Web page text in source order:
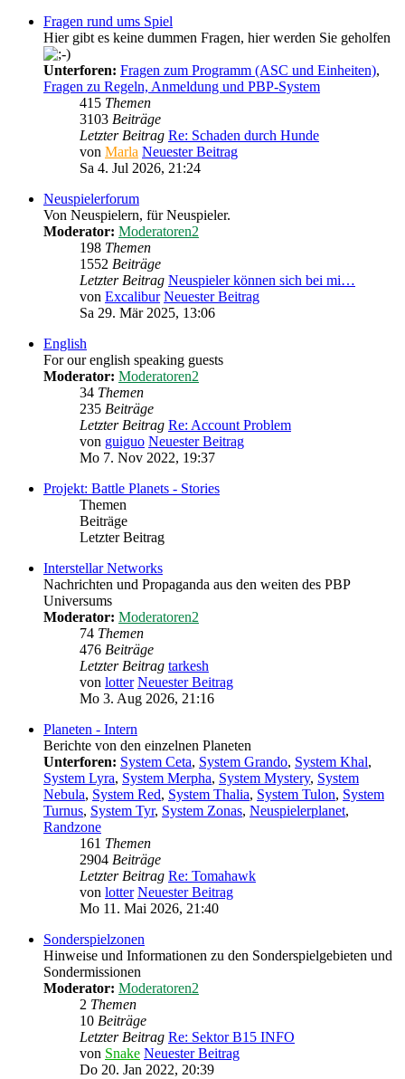
Fragen rund ums Spiel
Hier gibt es keine dummen Fragen, hier werden Sie geholfen
Unterforen: Fragen zum Programm (ASC und Einheiten),
Fragen zu Regeln, Anmeldung und PBP-System
415 Themen
3103 Beiträge
Letzter Beitrag Re: Schaden durch Hunde
von Marla Neuester Beitrag
Sa 4. Jul 2026, 21:24
Neuspielerforum
Von Neuspielern, für Neuspieler.
Moderator: Moderatoren2
198 Themen
1552 Beiträge
Letzter Beitrag Neuspieler können sich bei mi…
von Excalibur Neuester Beitrag
Sa 29. Mär 2025, 13:06
English
For our english speaking guests
Moderator: Moderatoren2
34 Themen
235 Beiträge
Letzter Beitrag Re: Account Problem
von guiguo Neuester Beitrag
Mo 7. Nov 2022, 19:37
Projekt: Battle Planets - Stories
Themen
Beiträge
Letzter Beitrag
Interstellar Networks
Nachrichten und Propaganda aus den weiten des PBP
Universums
Moderator: Moderatoren2
74 Themen
476 Beiträge
Letzter Beitrag tarkesh
von lotter Neuester Beitrag
Mo 3. Aug 2026, 21:16
Planeten - Intern
Berichte von den einzelnen Planeten
Unterforen: System Ceta, System Grando, System Khal,
System Lyra, System Merpha, System Mystery, System
Nebula, System Red, System Thalia, System Tulon, System
Turnus, System Tyr, System Zonas, Neuspielerplanet,
Randzone
161 Themen
2904 Beiträge
Letzter Beitrag Re: Tomahawk
von lotter Neuester Beitrag
Mo 11. Mai 2026, 21:40
Sonderspielzonen
Hinweise und Informationen zu den Sonderspielgebieten und
Sondermissionen
Moderator: Moderatoren2
2 Themen
10 Beiträge
Letzter Beitrag Re: Sektor B15 INFO
von Snake Neuester Beitrag
Do 20. Jan 2022, 20:39